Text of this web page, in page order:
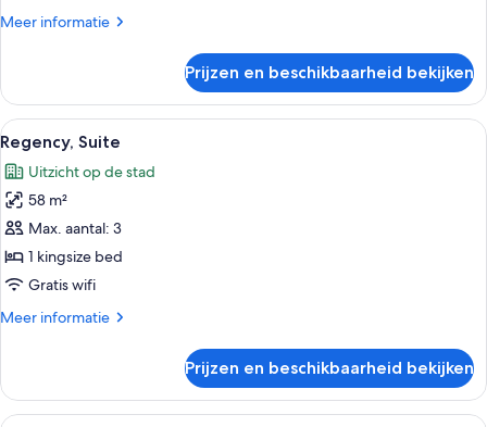
Meer informatie
Meer
1
kingsize
bed
Prijzen en beschikbaarheid bekijken
Alle
foto's
voor
Regency,
Suite
laden
Een hotelkamer met een bed, een
4
Regency, Suite
Uitzicht op de stad
58 m²
Max. aantal: 3
1 kingsize bed
Gratis wifi
Meer informatie
Meer
Suite
Prijzen en beschikbaarheid bekijken
Een moderne hotelkamer met een